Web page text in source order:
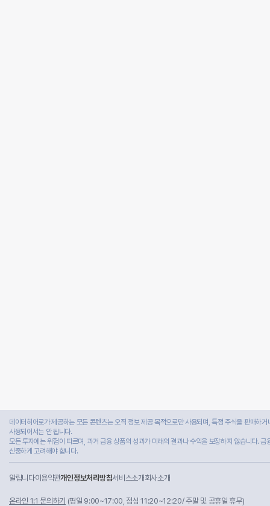
데이터히어로가 제공하는 모든 콘텐츠는 오직 정보 제공 목적으로만 사용되며, 특정 주식을 판매하
사용되어서는 안 됩니다.
모든 투자에는 위험이 따르며, 과거 금융 상품의 성과가 미래의 결과나 수익을 보장하지 않습니다.
신중하게 고려해야 합니다.
알립니다이용약관개인정보처리방침서비스소개 회사소개
온라인 1:1 문의하기 (평일 9:00~17:00, 점심 11:20~12:20/ 주말 및 공휴일 휴무)